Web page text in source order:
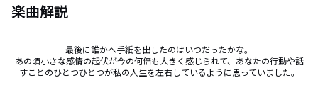
楽曲解説
最後に誰かへ手紙を出したのはいつだったかな。
あの頃小さな感情の起伏が今の何倍も大きく感じられて、あなたの行動や話
すことのひとつひとつが私の人生を左右しているように思っていました。